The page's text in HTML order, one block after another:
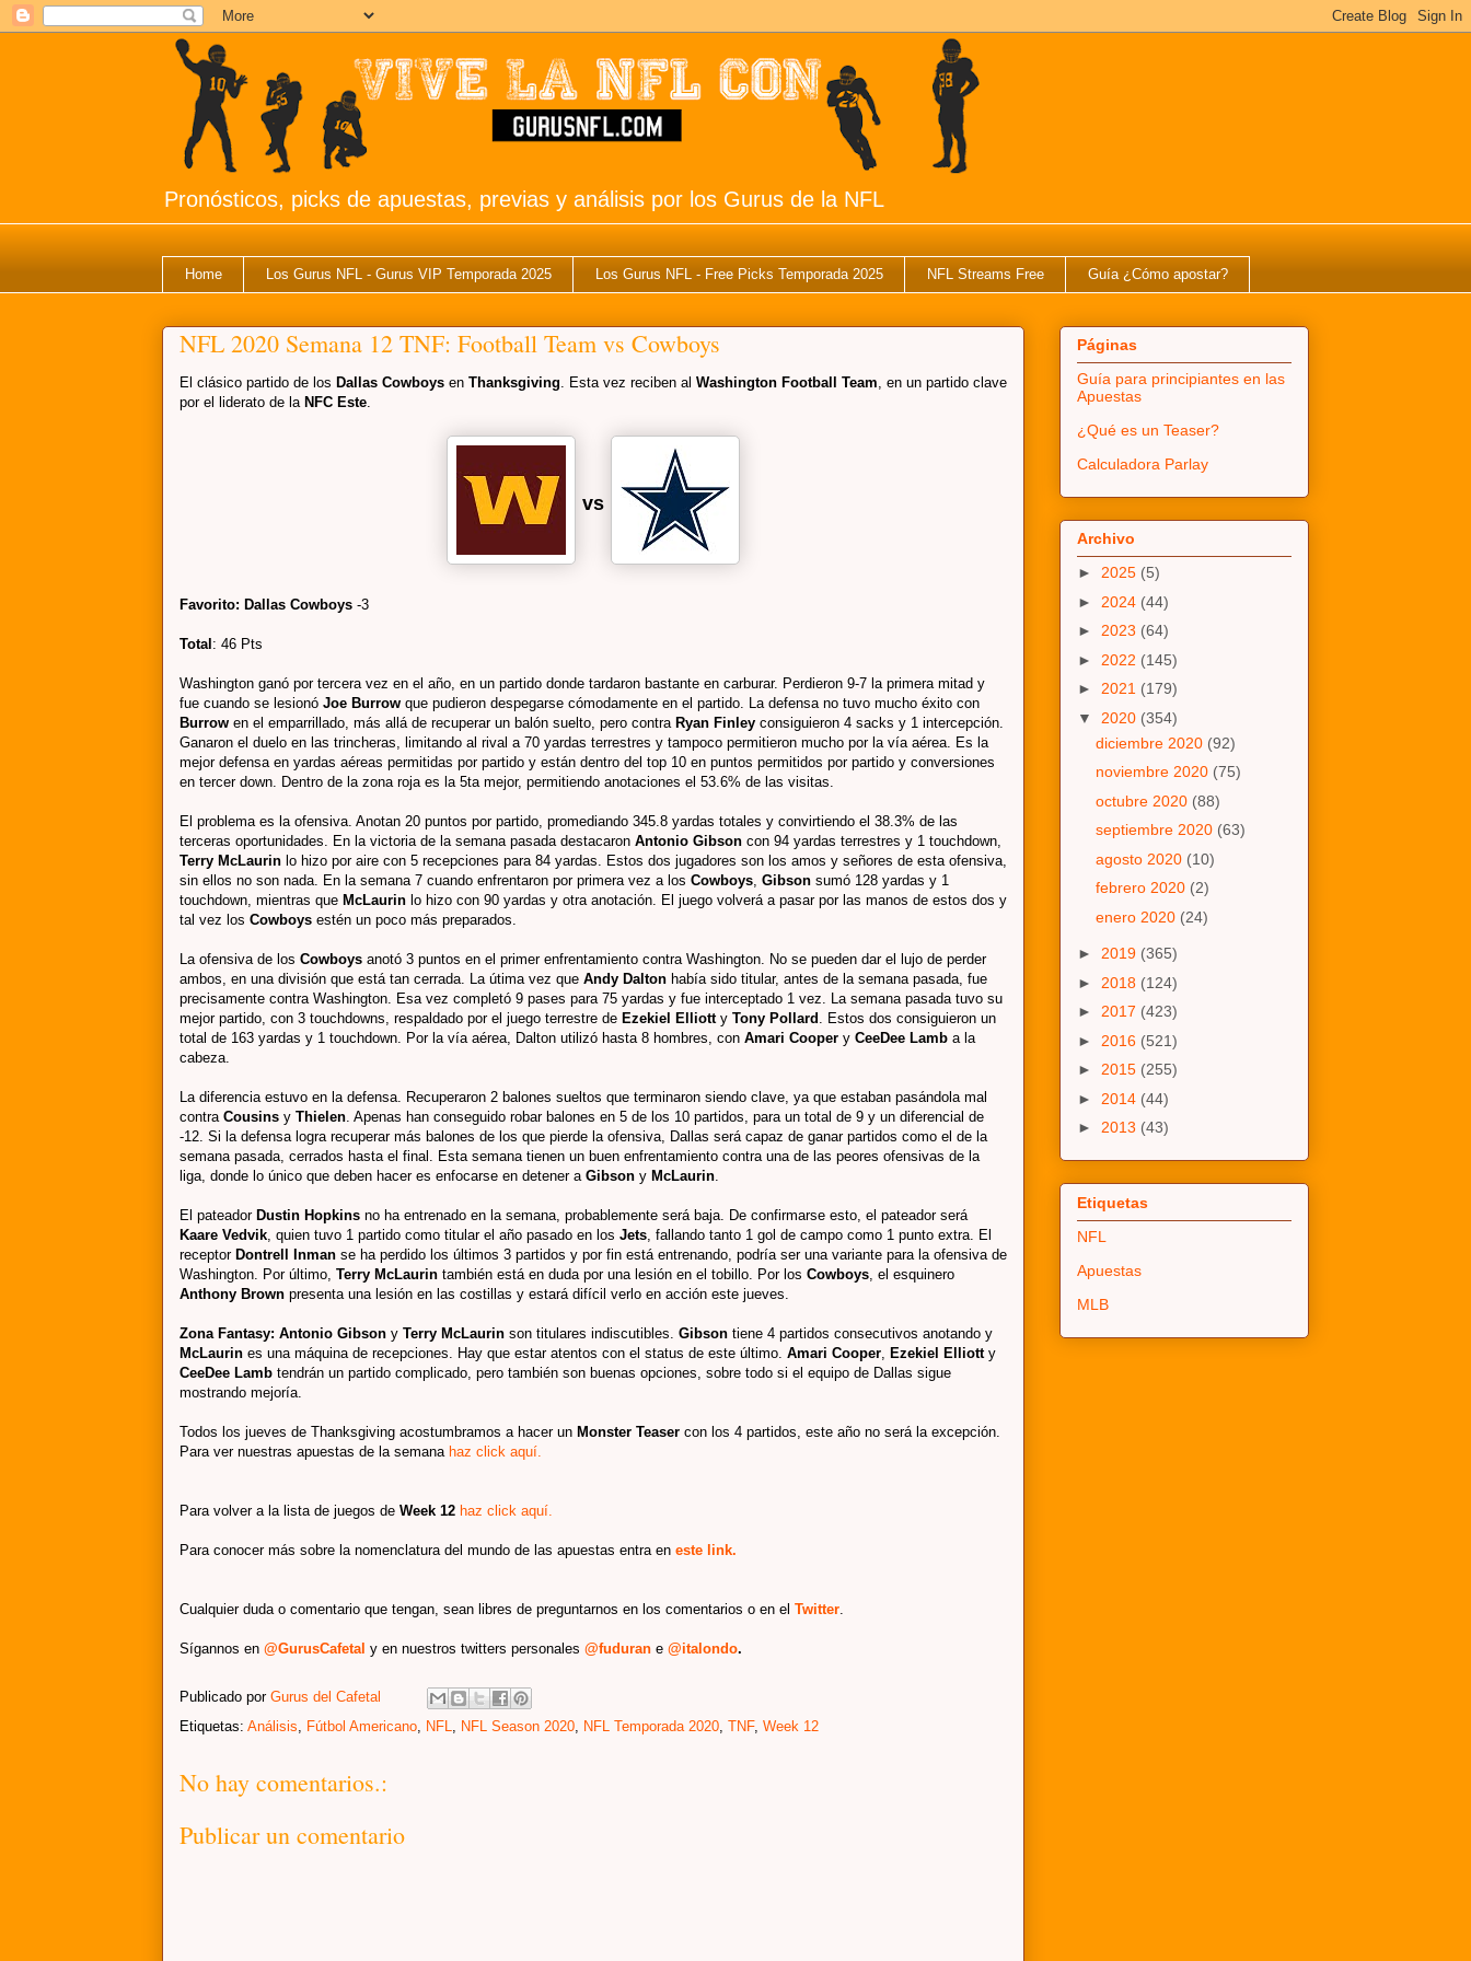
Pronósticos, picks de apuestas, previas y análisis por los Gurus de la NFL
Home Los Gurus NFL - Gurus VIP Temporada 2025 Los Gurus NFL - Free Picks Temporada 2025 NFL Streams Free Guía ¿Cómo apostar?
NFL 2020 Semana 12 TNF: Football Team vs Cowboys
El clásico partido de los Dallas Cowboys en Thanksgiving . Esta vez reciben al Washington Football Team , en un partido clave
por el liderato de la NFC Este
vs
Favorito: Dallas Cowboys -3
Total: 46 Pts
Washington ganó por tercera vez en el año, en un partido donde tardaron bastante en carburar. Perdieron 9-7 la primera mitad y
fue cuando se lesionó Joe Burrow que pudieron despegarse cómodamente en el partido. La defensa no tuvo mucho éxito con
Burrow en el emparrillado, más allá de recuperar un balón suelto, pero contra Ryan Finley consiguieron 4 sacks y 1 intercepción.
Ganaron el duelo en las trincheras, limitando al rival a 70 yardas terrestres y tampoco permitieron mucho por la vía aérea. Es la
mejor defensa en yardas aéreas permitidas por partido y están dentro del top 10 en puntos permitidos por partido y conversiones
en tercer down. Dentro de la zona roja es la 5ta mejor, permitiendo anotaciones el 53.6% de las visitas.
El problema es la ofensiva. Anotan 20 puntos por partido, promediando 345.8 yardas totales y convirtiendo el 38.3% de las
terceras oportunidades. En la victoria de la semana pasada destacaron Antonio Gibson con 94 yardas terrestres y 1 touchdown,
Terry McLaurin lo hizo por aire con 5 recepciones para 84 yardas. Estos dos jugadores son los amos y señores de esta ofensiva,
sin ellos no son nada. En la semana 7 cuando enfrentaron por primera vez a los Cowboys Gibson sumó 128 yardas y 1
touchdown, mientras que McLaurin lo hizo con 90 yardas y otra anotación. El juego volverá a pasar por las manos de estos dos y
tal vez los Cowboys estén un poco más preparados.
La ofensiva de los Cowboys anotó 3 puntos en el primer enfrentamiento contra Washington. No se pueden dar el lujo de perder
ambos, en una división que está tan cerrada. La útima vez que Andy Dalton había sido titular, antes de la semana pasada, fue
precisamente contra Washington. Esa vez completó 9 pases para 75 yardas y fue interceptado 1 vez. La semana pasada tuvo su
mejor partido, con 3 touchdowns, respaldado por el juego terrestre de Ezekiel Elliott y Tony Pollard . Estos dos consiguieron un
total de 163 yardas y 1 touchdown. Por la vía aérea, Dalton utilizó hasta 8 hombres, con Amari Cooper y CeeDee Lamb a la
cabeza.
La diferencia estuvo en la defensa. Recuperaron 2 balones sueltos que terminaron siendo clave, ya que estaban pasándola mal
contra Cousins y Thielen . Apenas han conseguido robar balones en 5 de los 10 partidos, para un total de 9 y un diferencial de
-12. Si la defensa logra recuperar más balones de los que pierde la ofensiva, Dallas será capaz de ganar partidos como el de la
semana pasada, cerrados hasta el final. Esta semana tienen un buen enfrentamiento contra una de las peores ofensivas de la
liga, donde lo único que deben hacer es enfocarse en detener a Gibson y McLaurin
El pateador Dustin Hopkins no ha entrenado en la semana, probablemente será baja. De confirmarse esto, el pateador será
Kaare Vedvik , quien tuvo 1 partido como titular el año pasado en los Jets , fallando tanto 1 gol de campo como 1 punto extra. El
receptor Dontrell Inman se ha perdido los últimos 3 partidos y por fin está entrenando, podría ser una variante para la ofensiva de
Washington. Por último, Terry McLaurin también está en duda por una lesión en el tobillo. Por los Cowboys , el esquinero
Anthony Brown presenta una lesión en las costillas y estará difícil verlo en acción este jueves.
Zona Fantasy: Antonio Gibson y Terry McLaurin son titulares indiscutibles. Gibson tiene 4 partidos consecutivos anotando y
McLaurin es una máquina de recepciones. Hay que estar atentos con el status de este último. Amari Cooper Ezekiel Elliott y
CeeDee Lamb tendrán un partido complicado, pero también son buenas opciones, sobre todo si el equipo de Dallas sigue
mostrando mejoría.
Todos los jueves de Thanksgiving acostumbramos a hacer un Monster Teaser con los 4 partidos, este año no será la excepción.
Para ver nuestras apuestas de la semana haz click aquí.
Para volver a la lista de juegos de Week 12 haz click aquí.
Para conocer más sobre la nomenclatura del mundo de las apuestas entra en este link.
Cualquier duda o comentario que tengan, sean libres de preguntarnos en los comentarios o en el Twitter
Sígannos en @GurusCafetal y en nuestros twitters personales @fuduran e @italondo.
Publicado por Gurus del Cafetal
Etiquetas: Análisis Fútbol Americano NFL NFL Season 2020 NFL Temporada 2020 TNF, Week 12
No hay comentarios.:
Publicar un comentario
Páginas
Guía para principiantes en las
Apuestas
¿Qué es un Teaser?
Calculadora Parlay
Archivo
► 2025 (5)
► 2024 (44)
► 2023 (64)
► 2022 (145)
► 2021 (179)
▼ 2020 (354)
diciembre 2020 (92)
noviembre 2020 (75)
octubre 2020 (88)
septiembre 2020 (63)
agosto 2020 (10)
febrero 2020 (2)
enero 2020 (24)
► 2019 (365)
► 2018 (124)
► 2017 (423)
► 2016 (521)
► 2015 (255)
► 2014 (44)
► 2013 (43)
Etiquetas
NFL
Apuestas
MLB